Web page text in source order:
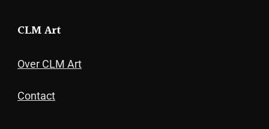
CLM Art
Over CLM Art
Contact